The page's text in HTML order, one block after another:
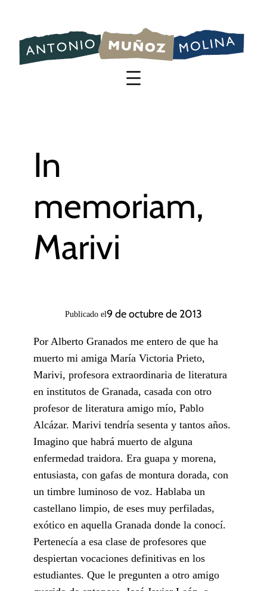
contenido
In
memoriam,
Marivi
Publicado el9 de octubre de 2013
Por Alberto Granados me entero de que ha
muerto mi amiga María Victoria Prieto,
Marivi, profesora extraordinaria de literatura
en institutos de Granada, casada con otro
profesor de literatura amigo mío, Pablo
Alcázar. Marivi tendría sesenta y tantos años.
Imagino que habrá muerto de alguna
enfermedad traidora. Era guapa y morena,
entusiasta, con gafas de montura dorada, con
un timbre luminoso de voz. Hablaba un
castellano limpio, de eses muy perfiladas,
exótico en aquella Granada donde la conocí.
Pertenecía a esa clase de profesores que
despiertan vocaciones definitivas en los
estudiantes. Que le pregunten a otro amigo